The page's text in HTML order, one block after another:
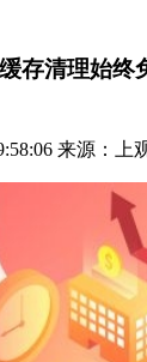
存清理始终
来源：上